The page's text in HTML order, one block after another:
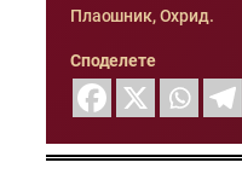
Плаошник, Охрид.
Споделете